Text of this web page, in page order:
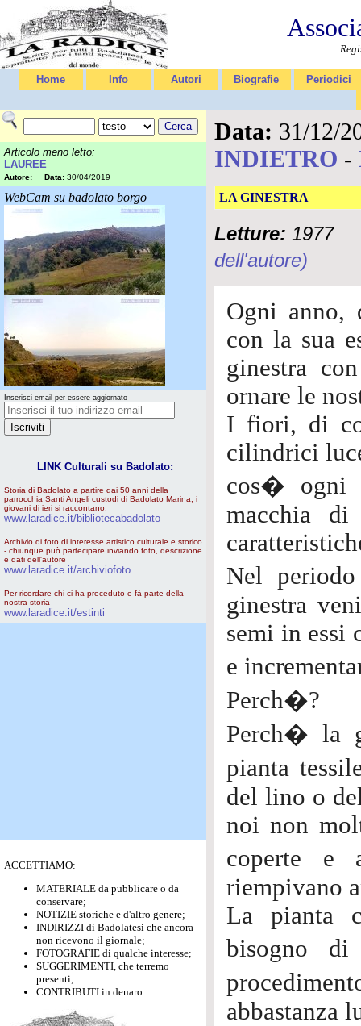
Home Info Autori Biografie Periodici
Articolo meno letto:
LAUREE
Autore: Data: 30/04/2019
WebCam su badolato borgo
Inserisci email per essere aggiornato
LINK Culturali su Badolato:
Storia di Badolato a partire dai 50 anni della
parrocchia Santi Angeli custodi di Badolato Marina, i
giovani di ieri si raccontano.
www.laradice.it/bibliotecabadolato
Archivio di foto di interesse artistico culturale e storico
- chiunque può partecipare inviando foto, descrizione
e dati dell'autore
www.laradice.it/archiviofoto
Per ricordare chi ci ha preceduto e fà parte della
nostra storia
www.laradice.it/estinti
ACCETTIAMO:
MATERIALE da pubblicare o da
conservare;
NOTIZIE storiche e d'altro genere;
INDIRIZZI di Badolatesi che ancora
non ricevono il giornale;
FOTOGRAFIE di qualche interesse;
SUGGERIMENTI, che terremo
presenti;
CONTRIBUTI in denaro.
Data: 31/12/
INDIETRO -
LA GINESTRA
Letture: 1977
dell'autore)
Ogni anno,
con la sua
ginestra
ornare le
I fiori, di
cilindrici
cos� ogni
macchia
Nel
ginestra
semi in essi
e
Perch�?
Perch� la
pianta
del lino o
noi non
coperte e
riempivano
La pianta
bisogno
abbastanza